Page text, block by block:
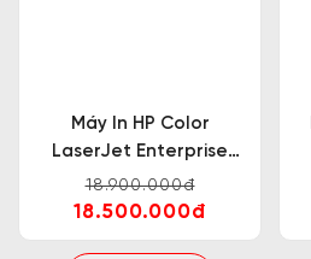
Máy In HP Color
LaserJet Enterprise
M555dn
18.900.000đ
18.500.000đ